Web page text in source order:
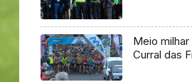
Meio
Curral das